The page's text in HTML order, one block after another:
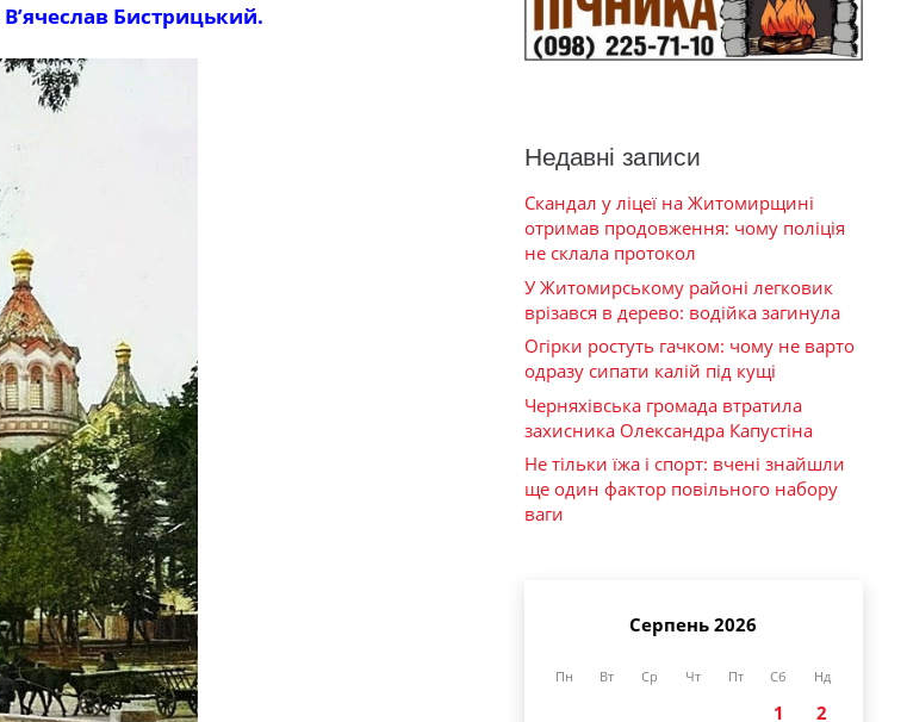
В’ячеслав Бистрицький.
Недавні записи
Скандал у ліцеї на Житомирщині
отримав продовження: чому поліція
не склала протокол
У Житомирському районі легковик
врізався в дерево: водійка загинула
Огірки ростуть гачком: чому не варто
одразу сипати калій під кущі
Черняхівська громада втратила
захисника Олександра Капустіна
Не тільки їжа і спорт: вчені знайшли
ще один фактор повільного набору
ваги
Серпень 2026
Пн Вт Ср Чт Пт Сб Нд
1
2